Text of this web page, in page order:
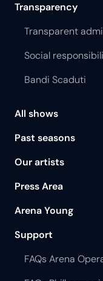
Transparency
Transparent
Social
Bandi Scaduti
All shows
Past seasons
Our artists
Press Area
Arena Young
Support
FAQs Arena